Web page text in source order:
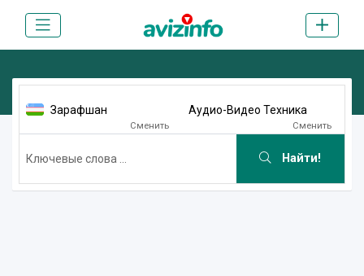
Зарафшан
Сменить
Аудио-Видео Техника
Сменить
Найти!